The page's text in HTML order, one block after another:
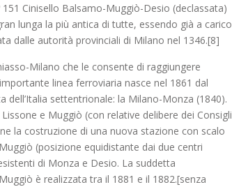
Cinisello Balsamo-Muggiò-Desio (declassata)
lunga la più antica di tutte, essendo già a carico
dalle autorità provinciali di Milano nel 1346.[8]
Milano che le consente di raggiungere
linea ferroviaria nasce nel 1861 dal
settentrionale: la Milano-Monza (1840).
e Muggiò (con relative delibere dei Consigli
la costruzione di una nuova stazione con scalo
(posizione equidistante dai due centri
di Monza e Desio. La suddetta
è realizzata tra il 1881 e il 1882.[senza